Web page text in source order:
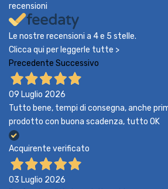
recensioni
Le nostre recensioni a 4 e 5 stelle.
Clicca qui per leggerle tutte >
Precedente Successivo
09 Luglio 2026
Tutto bene, tempi di consegna, anche
prodotto con buona scadenza, tutto OK
Acquirente verificato
03 Luglio 2026